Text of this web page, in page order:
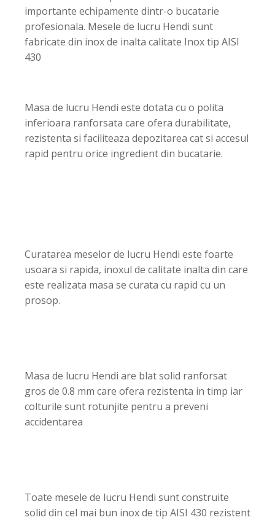
importante echipamente dintr-o bucatarie
profesionala. Mesele de lucru Hendi sunt
fabricate din inox de inalta calitate Inox tip AISI
430
Masa de lucru Hendi este dotata cu o polita
inferioara ranforsata care ofera durabilitate,
rezistenta si faciliteaza depozitarea cat si accesul
rapid pentru orice ingredient din bucatarie.
Curatarea meselor de lucru Hendi este foarte
usoara si rapida, inoxul de calitate inalta din care
este realizata masa se curata cu rapid cu un
prosop.
Masa de lucru Hendi are blat solid ranforsat
gros de 0.8 mm care ofera rezistenta in timp iar
colturile sunt rotunjite pentru a preveni
accidentarea
Toate mesele de lucru Hendi sunt construite
solid din cel mai bun inox de tip AISI 430 rezistent